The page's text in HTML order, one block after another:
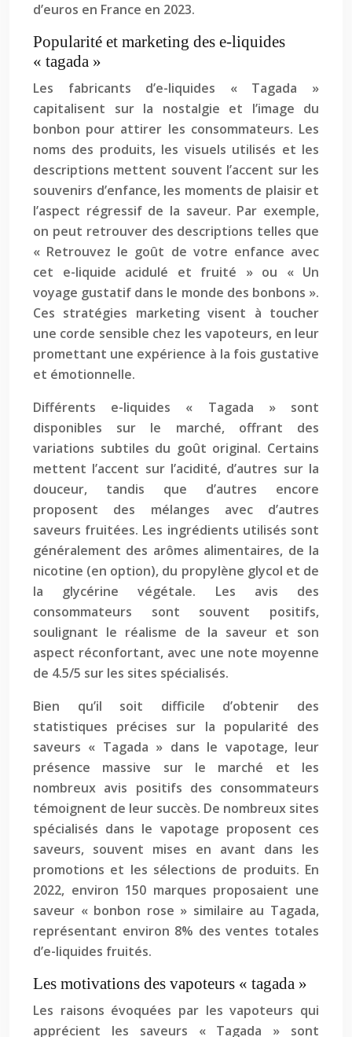
d’euros en France en 2023.
Popularité et marketing des e-liquides
« tagada »
Les fabricants d’e-liquides « Tagada »
capitalisent sur la nostalgie et l’image du
bonbon pour attirer les consommateurs. Les
noms des produits, les visuels utilisés et les
descriptions mettent souvent l’accent sur les
souvenirs d’enfance, les moments de plaisir et
l’aspect régressif de la saveur. Par exemple,
on peut retrouver des descriptions telles que
« Retrouvez le goût de votre enfance avec
cet e-liquide acidulé et fruité » ou « Un
voyage gustatif dans le monde des bonbons ».
Ces stratégies marketing visent à toucher
une corde sensible chez les vapoteurs, en leur
promettant une expérience à la fois gustative
et émotionnelle.
Différents e-liquides « Tagada » sont
disponibles sur le marché, offrant des
variations subtiles du goût original. Certains
mettent l’accent sur l’acidité, d’autres sur la
douceur, tandis que d’autres encore
proposent des mélanges avec d’autres
saveurs fruitées. Les ingrédients utilisés sont
généralement des arômes alimentaires, de la
nicotine (en option), du propylène glycol et de
la glycérine végétale. Les avis des
consommateurs sont souvent positifs,
soulignant le réalisme de la saveur et son
aspect réconfortant, avec une note moyenne
de 4.5/5 sur les sites spécialisés.
Bien qu’il soit difficile d’obtenir des
statistiques précises sur la popularité des
saveurs « Tagada » dans le vapotage, leur
présence massive sur le marché et les
nombreux avis positifs des consommateurs
témoignent de leur succès. De nombreux sites
spécialisés dans le vapotage proposent ces
saveurs, souvent mises en avant dans les
promotions et les sélections de produits. En
2022, environ 150 marques proposaient une
saveur « bonbon rose » similaire au Tagada,
représentant environ 8% des ventes totales
d’e-liquides fruités.
Les motivations des vapoteurs « tagada »
Les raisons évoquées par les vapoteurs qui
apprécient les saveurs « Tagada » sont